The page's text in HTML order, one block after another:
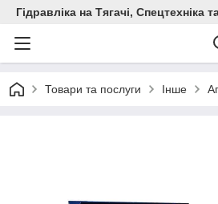
Гідравліка на Тягачі, Спецтехніка
Товари та послуги Інше